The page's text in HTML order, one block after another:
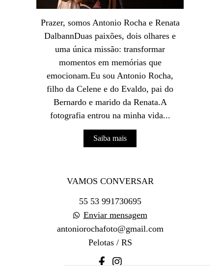
Prazer, somos Antonio Rocha e Renata
DalbannDuas paixões, dois olhares e
uma única missão: transformar
momentos em memórias que
emocionam.Eu sou Antonio Rocha,
filho da Celene e do Evaldo, pai do
Bernardo e marido da Renata.A
fotografia entrou na minha vida...
Saiba mais
VAMOS CONVERSAR
55 53 991730695
Enviar mensagem
antoniorochafoto@gmail.com
Pelotas / RS